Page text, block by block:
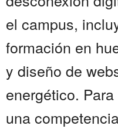
el campus,
formación en
y diseño de
energético.
una